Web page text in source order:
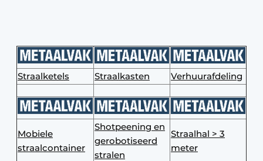
Straalketels Straalkasten Verhuurafdeling
Mobiele
straalcontainer
Shotpeening en
gerobotiseerd
stralen
Straalhal > 3
meter